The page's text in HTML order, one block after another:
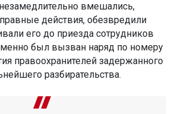
вмешались,
действия, обезвредили
его до приезда сотрудников
был вызван наряд по номеру
правоохранителей задержанного
разбирательства.